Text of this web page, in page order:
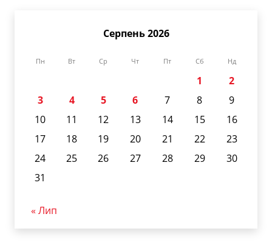
Серпень 2026
Пн Вт Ср Чт Пт Сб Нд
1
2
3
4 5 6 7 8
9
10
11 12 13 14 15
16
17
18 19 20 21 22
23
24
25 26 27 28 29
30
31
« Лип